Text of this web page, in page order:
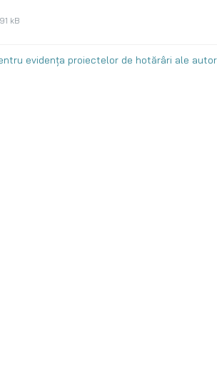
91 kB
evidența proiectelor de hotărâri ale